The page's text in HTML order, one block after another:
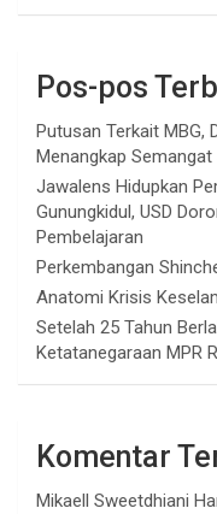
Pos-pos
Putusan Terkait MBG,
Menangkap
Jawalens Hidupkan
Gunungkidul, USD
Pembelajaran
Perkembangan
Anatomi Krisis
Setelah 25 Tahun
Ketatanegaraan MPR
Komentar
Mikaell Sweetdhiani